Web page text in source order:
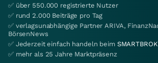
✅ über 550.000 registrierte Nutzer
✅ rund 2.000 Beiträge pro Tag
✅ verlagsunabhängige Partner ARIVA,
BörsenNews
✅ Jederzeit einfach handeln beim
✅ mehr als 25 Jahre Marktpräsenz